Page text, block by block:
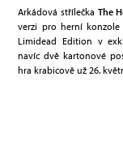
Arkádová střílečkaThe
verzi pro herní konzole
Limidead Edition v
navíc dvě kartonové
hra krabicově už 26.